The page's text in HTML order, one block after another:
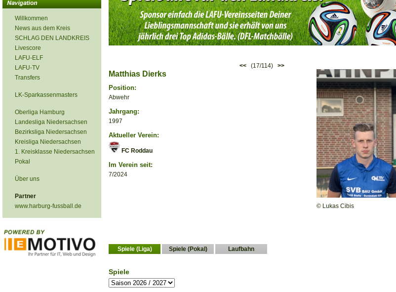
Willkommen
News aus dem Kreis
SCHLAG DEN LANDKREIS
Livescore
LAFU-ELF
LAFU-TV
Transfers
LK-Sparkassenmasters
Oberliga Hamburg
Landesliga Niedersachsen
Bezirksliga Niedersachsen
Kreisliga Niedersachsen
1. Kreisklasse Niedersachsen
Pokal
Über uns
Partner
www.harburg-fussball.de
<< (17/114) >>
© Lukas Cibis
Matthias Dierks
Position:
Abwehr
Jahrgang:
1997
Aktueller Verein:
FC Roddau
Im Verein seit:
7/2024
Spiele (Liga) Spiele (Pokal) Laufbahn
Spiele